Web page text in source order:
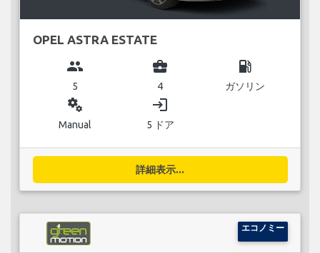
OPEL ASTRA ESTATE
group
5
business_center
4
local_gas_station
ガソリン
miscellaneous_services
Manual
login
5 ドア
詳細表示...
エコノミー